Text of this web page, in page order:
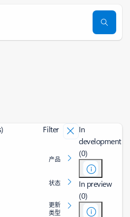
Filter
产品
状态
更新
类型
In
development
(0)
In preview
(0)